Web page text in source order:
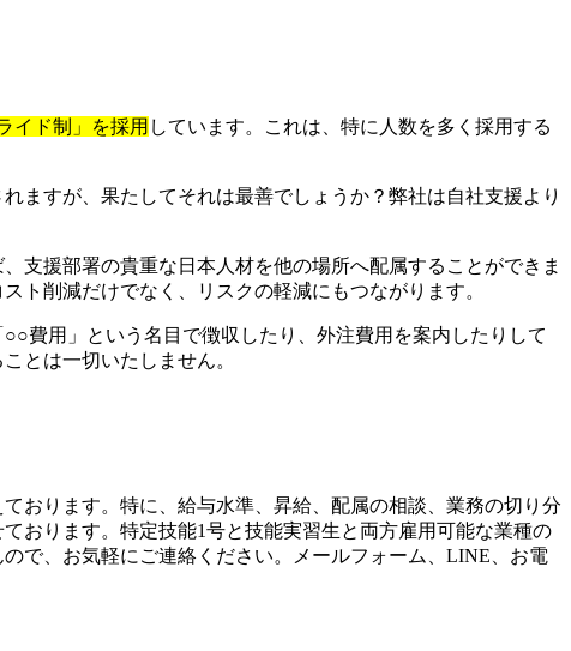
イド制」を採用 しています。これは、特に人数を多く採用する
ますが、果たしてそれは最善でしょうか？弊社は自社支援より
支援部署の貴重な日本人材を他の場所へ配属することができま
ト削減だけでなく、リスクの軽減にもつながります。
費用」という名目で徴収したり、外注費用を案内したりして
とは一切いたしません。
おります。特に、給与水準、昇給、配属の相談、業務の切り分
ております。特定技能1号と技能実習生と両方雇用可能な業種の
で、お気軽にご連絡ください。メールフォーム、LINE、お電